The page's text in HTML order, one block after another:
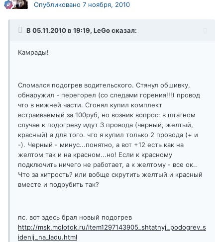
Опубликовано 7 ноября, 2010
В 05.11.2010 в 19:19, LeGo сказал:
Камрады!
Сломался подогрев водительского. Стянул обшивку,
обнаружил - перегорел (со следами горения!!!) провод
что в нижней части. Сгонял купил комплект
встраиваемый за 100руб, но возник вопрос: в штатном
случае к подогреву идут 3 провода (черный, желтый,
красный) а для того. что я купил только 2 провода (+ и
-). Черный - минус...понятно, а вот +12 есть как на
желтом так и на красном...но! Если к красному
подключить ничего не работает, а к желтому - все ок..
Что за хитрость? или вобще скрутить желтый и красный
вместе и подрубить так?
пс. вот здесь брал новый подогрев
http://msk.molotok.ru/item1297143905_shtatnyj_podogrev_s
idenij_na_ladu.html